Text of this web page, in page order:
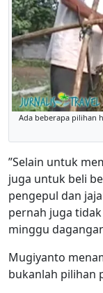
Ada beberapa pilihan
”Selain untuk
juga untuk beli
pengepul dan
pernah juga
minggu
Mugiyanto
bukanlah pilihan